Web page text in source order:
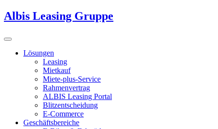
Albis Leasing Gruppe
Lösungen
Leasing
Mietkauf
Miete-plus-Service
Rahmenvertrag
ALBIS Leasing Portal
Blitzentscheidung
E-Commerce
Geschäftsbereiche